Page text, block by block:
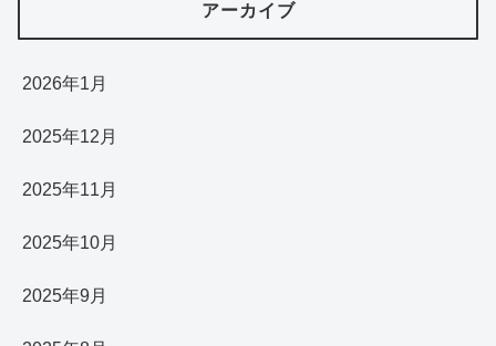
アーカイブ
2026年1月
2025年12月
2025年11月
2025年10月
2025年9月